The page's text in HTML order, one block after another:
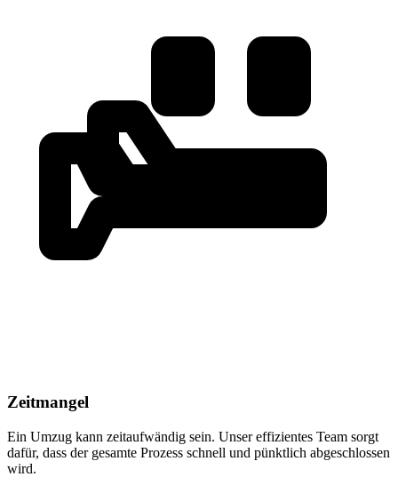
Zeitmangel
Ein Umzug kann zeitaufwändig sein. Unser effizientes Team sorgt
dafür, dass der gesamte Prozess schnell und pünktlich abgeschlossen
wird.